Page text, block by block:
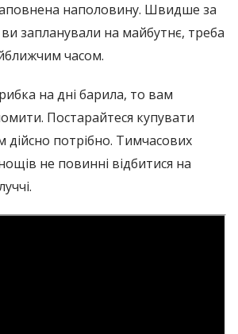
наполовину. Швидше за
ви запланували на майбутнє, треба
часом.
на дні барила, то вам
Постарайтеся купувати
дійсно потрібно. Тимчасових
не повинні відбитися на